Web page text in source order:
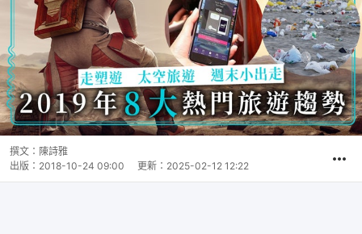
撰文： 陳詩雅
出版： 2018-10-24 09:00 更新： 2025-02-12 12:22